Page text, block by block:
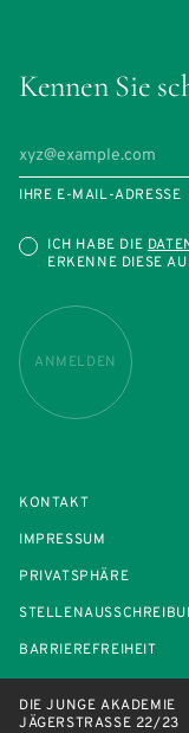
Kennen Sie
IHRE E-MAIL-ADRESSE
ICH HABE DIE
ERKENNE DIESE
ANMELDEN
KONTAKT
IMPRESSUM
PRIVATSPHÄRE
BARRIEREFREIHEIT
DIE JUNGE AKADEMIE
JÄGERSTRASSE 22/23